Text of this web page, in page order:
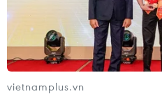
vietnamplus.vn